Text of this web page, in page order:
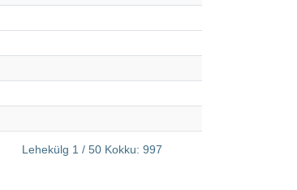
Lehekülg 1 / 50 Kokku: 997